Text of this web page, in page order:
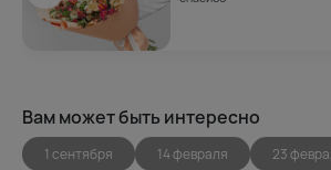
Вам может быть интересно
1 сентября 14 февраля 23